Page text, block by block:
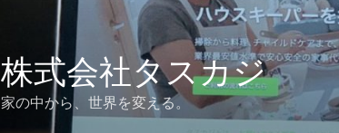
株式会社タスカジ
家の中から、世界を変える。